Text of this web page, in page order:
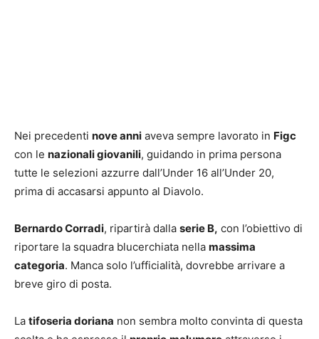
Nei precedenti nove anni aveva sempre lavorato in Figc
con le nazionali giovanili, guidando in prima persona
tutte le selezioni azzurre dall’Under 16 all’Under 20,
prima di accasarsi appunto al Diavolo.
Bernardo Corradi, ripartirà dalla serie B, con l’obiettivo di
riportare la squadra blucerchiata nella massima
categoria. Manca solo l’ufficialità, dovrebbe arrivare a
breve giro di posta.
La tifoseria doriana non sembra molto convinta di questa